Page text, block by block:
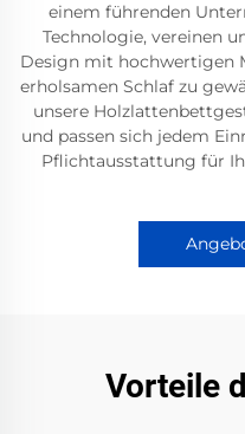
einem führenden
Technologie, vereinen
Design mit hochwertigen
erholsamen Schlaf zu
unsere
und passen sich jedem
Pflichtausstattung für
Vorteile